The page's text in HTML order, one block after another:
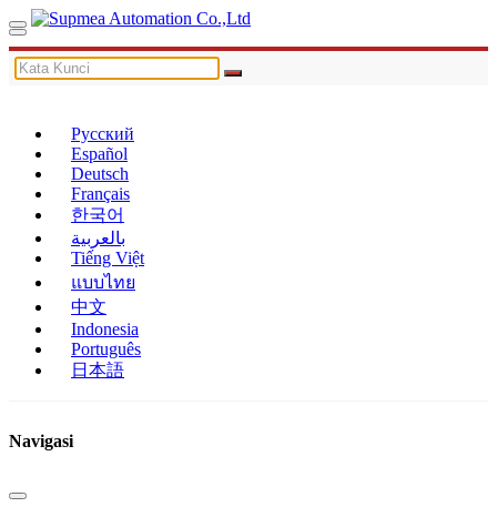
Русский
Español
Deutsch
Français
한국어
بالعربية
Tiếng Việt
แบบไทย
中文
Indonesia
Português
日本語
Navigasi